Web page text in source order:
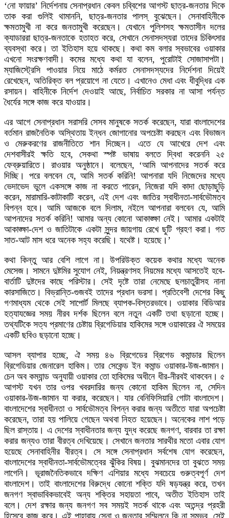
‘নো ফায়ার’ নির্দেশনায় সেনাপ্রধান কেবল চব্বিশের আগস্ট ছাত্র-জনতার দিকে
তাক করা গুলিই থামাননি, ছাত্র-জনতার পালস্ বুঝেছেন। সেনাবাহিনীকে
ক্ষমতামুখী না করে জনতামুখী করেছেন। যেখানে পুলিশসহ ক্ষমতাসীন দলের
ক্যাডাররা ছাত্র-জনতাকে হতাহত করে, সেখানে সেনাসদস্যরা তাদের চিকিৎসার
ব্যবস্থা করে। তা ইতিহাস হয়ে থাকছে। কথা কম বলার স্বভাবের ওয়াকার
এখনো সংরক্ষণবাদী। কমের মধ্যে কথা যা বলেন, পুরোটাই সোজাসাপটা।
ম্যাজিস্ট্রেসি পাওয়ার নিয়ে মাঠে কর্মরত সেনাসদস্যদের নির্দেশনা দিয়েই
রেখেছেন, অতিরিক্ত বল প্রয়োগে না যেতে। এখানেও মেধা এবং ধীবুদ্ধির এক
রসায়ন। বাহিনীকে নির্দেশ দেওয়াই আছে, নির্বাচিত সরকার না আসা পর্যন্ত
ধৈর্যের সঙ্গে কাজ করে যাওয়ার।
এর আগে সেনাপ্রধান সরাসরি সেসব মানুষকে সতর্ক করেছেন, যারা বাংলাদেশের
বর্তমান রাজনৈতিক অস্থিতায় ইন্ধন জোগানোর অপচেষ্টা করছেন এবং বিভাজন
ও মেরুকরণের রাজনীতিতে শান দিচ্ছেন। এতে যে আখেরে দেশ এবং
দেশবাসীরই ক্ষতি হবে, সেকথা স্পষ্ট ভাষায় বলতে দ্বিধা করেননি ২৫
ফেব্রুয়ারিতে। রাওয়ার অনুষ্ঠানে। বলেছেন, ‘আমি আপনাদের সতর্ক করে
দিচ্ছি। পরে বলবেন যে, আমি সতর্ক করিনি! আপনারা যদি নিজেদের মধ্যে
ভেদাভেদ ভুলে একসঙ্গে কাজ না করতে পারেন, নিজেরা যদি কাদা ছোড়াছুড়ি
করেন, মারামারি-কাটাকাটি করেন, এই দেশ এবং জাতির স্বাধীনতা-সার্বভৌমত্ব
বিপন্ন হবে। আমি আজকে বলে দিলাম, নইলে আপনারা বলবেন যে, আমি
আপনাদের সতর্ক করিনি! আমার অন্য কোনো আকাঙ্ক্ষা নেই। আমার একটাই
আকাঙ্ক্ষা-দেশ ও জাতিটাকে একটা সুন্দর জায়গায় রেখে ছুটি গ্রহণ করা। গত
সাত-আট মাস ধরে অনেক সহ্য করেছি। যথেষ্ট। হয়েছে।’
কথা কিন্তু আর বেশি লাগে না। উপরিউক্ত কয়েক কথার মধ্যে অনেক
মেসেজ। সামনে দুষ্টমির সুযোগ নেই, নিয়ন্ত্রণসহ নিয়মের মধ্যে আসতেই হবে-
বার্তাটি দুষ্টদের কাছে পরিস্টার। সেই দৃষ্টে তারা নেমেছে ছলচাতুরীসহ নানা
কারসাজিতে। বিভ্রান্তি-গুজবই তাদের প্রধান ভরসা। প্রতিবেশী দেশের কিছু
গণমাধ্যম থেকে সেই সাপোর্ট মিলছে ব্যাপক-বিস্তরভাবে। ওয়াকার বিডিআর
হত্যাযজ্ঞের সময় নীরব দর্শক ছিলেন বলে নতুন একটি তথা ছড়ানো হচ্ছে।
তথ্যটিকে সত্য প্রমাণের চেষ্টায় ব্রিগেডিয়ার হাকিমের সঙ্গে ওয়াকারের ঐ সময়ের
একটি ছবিও ছড়ানো হচ্ছে।
আসল ব্যাপার হচ্ছে, ঐ সময় ৪৬ ব্রিগেডের ব্রিগেড কমান্ডার ছিলেন
ব্রিগেডিয়ার জেনারেল হাকিম। তার সেকেন্ড ইন কমান্ড ওয়াকার-উজ-জামান।
চেন অব কম্যান্ড অনুযায়ী ওয়াকার তো হাকিমের অধীনে ধীর-নীরবই থাকবেন। ৫
আগস্ট যখন তার ওপর খবরদারির জন্য কোনো হাকিম ছিলেন না, সেদিন
ওয়াকার-উজ-জামান যা করার, করেছেন। যার বেনিফিসিয়ারি গোটা বাংলাদেশ।
বাংলাদেশের স্বাধীনতা ও সার্বভৌমত্ব বিপন্ন করার জন্য অতীতে যারা অপচেষ্টা
করেছেন, তারা হয় পালিয়ে গেছেন অথবা নিহত হয়েছেন। অনেকের লাশ পড়ে
ছিল রাস্তায়। এ দেশের স্বাধীনতার জন্য যুদ্ধ করেছে জনগণ, বারবার তা রক্ষা
করার জন্যও তারা বীরত্ব দেখিয়েছে। সেখানে জনতার সারথীর মতো এবার যোগ
হয়েছে সেনাবাহিনীর বীরত্ব। সে সঙ্গে সেনাপ্রধান সর্বশেষ যোগ করেছেন,
বাংলাদেশের স্বাধীনতা-সার্বভৌমত্বের ঝুঁকির বিষয়। বুঝমানদের তা বুঝতে সময়
লাগেনি। ভূরাজনৈতিকভাবে দক্ষিণ এশিয়ার মধ্যে সবচেয়ে গুরুত্বপূর্ণ দেশ
বাংলাদেশ। তাই বাংলাদেশের বিরুদ্ধে কোনো শক্তি যদি ষড়যন্ত্র করে, তখন
জনগণ স্বাভাবিকভাবেই অন্য শক্তির সহায়তা পাবে, অতীত ইতিহাস তাই
বলে। দেশ রক্ষার জন্য জনগণ সব সময়ই সতর্ক থাকে এবং অতন্দ্র প্রহরী
হিসেবে কাজ করে। এই পাহারায় সেনা ও জনতার সম্মিলনে কি না সম্ভব, সেই